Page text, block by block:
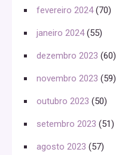
fevereiro 2024(70)
janeiro 2024(55)
dezembro 2023 (60)
novembro 2023 (59)
outubro 2023 (50)
setembro 2023 (51)
agosto 2023 (57)